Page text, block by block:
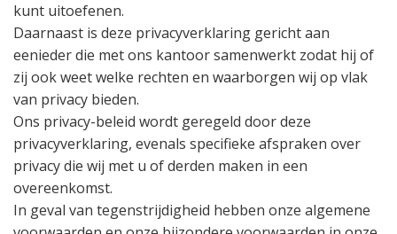
kunt uitoefenen.
Daarnaast is deze privacyverklaring gericht aan
eenieder die met ons kantoor samenwerkt zodat hij of
zij ook weet welke rechten en waarborgen wij op vlak
van privacy bieden.
Ons privacy-beleid wordt geregeld door deze
privacyverklaring, evenals specifieke afspraken over
privacy die wij met u of derden maken in een
overeenkomst.
In geval van tegenstrijdigheid hebben onze algemene